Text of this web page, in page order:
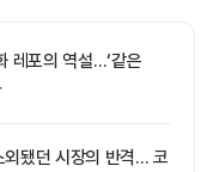
레포의 역설…‘같은
외됐던 시장의 반격… 코